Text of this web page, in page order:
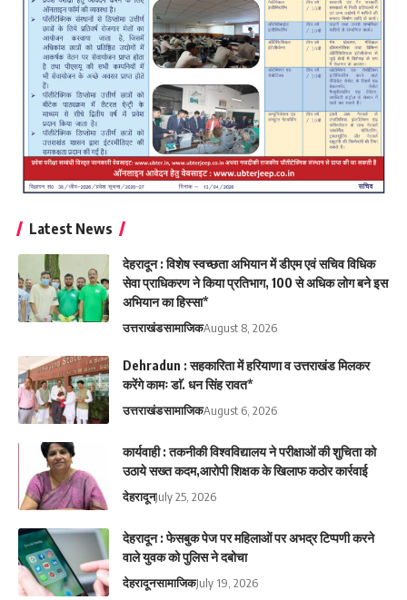
Latest News
देहरादून : विशेष स्वच्छता अभियान में डीएम एवं सचिव विधिक
सेवा प्राधिकरण ने किया प्रतिभाग, 100 से अधिक लोग बने इस
अभियान का हिस्सा*
उत्तराखंडसामाजिकAugust 8, 2026
Dehradun : सहकारिता में हरियाणा व उत्तराखंड मिलकर
करेंगे कामः डाॅ. धन सिंह रावत*
उत्तराखंडसामाजिकAugust 6, 2026
कार्यवाही : तकनीकी विश्वविद्यालय ने परीक्षाओं की शुचिता को
उठाये सख्त कदम,आरोपी शिक्षक के खिलाफ कठोर कार्रवाई
देहरादूनJuly 25, 2026
देहरादून : फेसबुक पेज पर महिलाओं पर अभद्र टिप्पणी करने
वाले युवक को पुलिस ने दबोचा
देहरादूनसामाजिकJuly 19, 2026